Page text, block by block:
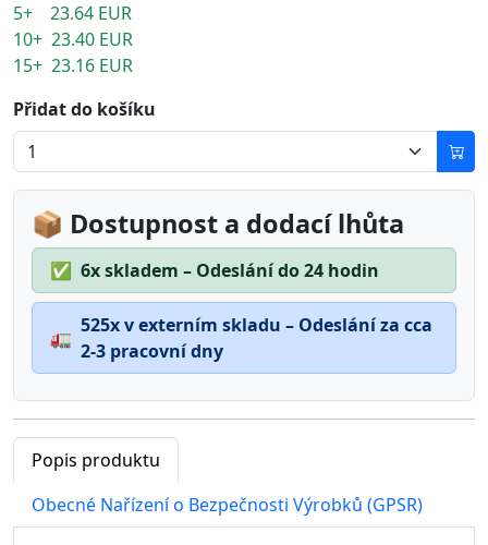
5+ 23.64 EUR
10+ 23.40 EUR
15+ 23.16 EUR
Přidat do košíku
📦 Dostupnost a dodací lhůta
✅ 6x skladem – Odeslání do 24 hodin
🚛
525x v externím skladu – Odeslání za cca
2-3 pracovní dny
Popis produktu
Obecné Nařízení o Bezpečnosti Výrobků (GPSR)